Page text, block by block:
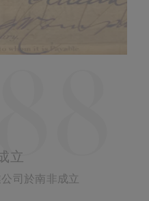
立
公司於南非成立